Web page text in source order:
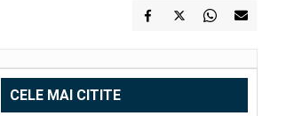
CELE MAI CITITE